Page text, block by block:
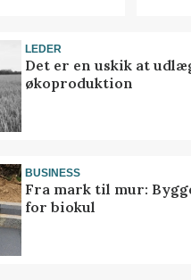
LEDER
Det er en uskik at
økoproduktion
BUSINESS
Fra mark til mur:
for biokul